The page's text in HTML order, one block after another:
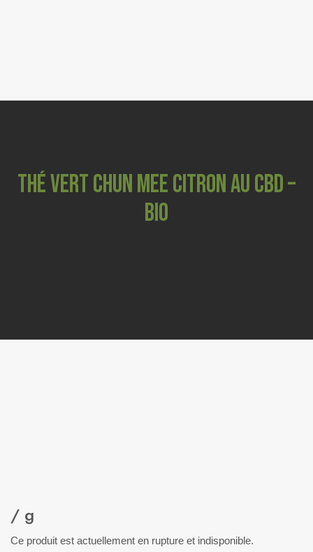
GRINDERS
THÉ VERT CHUN MEE CITRON AU CBD –
BIO
/ g
Ce produit est actuellement en rupture et indisponible.